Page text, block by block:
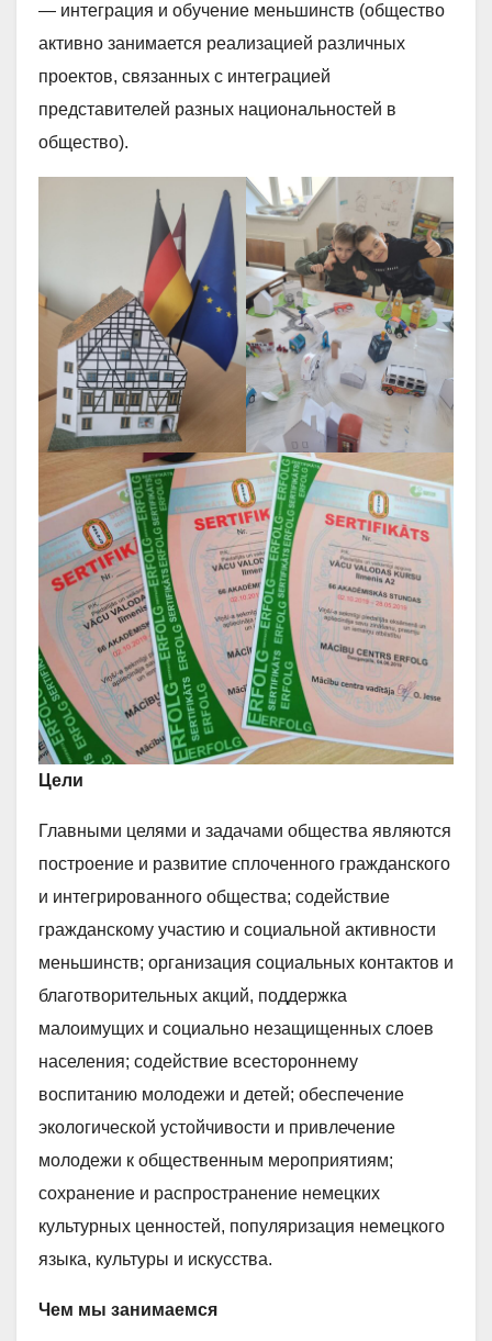
— интеграция и обучение меньшинств (общество
активно занимается реализацией различных
проектов, связанных с интеграцией
представителей разных национальностей в
общество).
Цели
Главными целями и задачами общества являются
построение и развитие сплоченного гражданского
и интегрированного общества; содействие
гражданскому участию и социальной активности
меньшинств; организация социальных контактов и
благотворительных акций, поддержка
малоимущих и социально незащищенных слоев
населения; содействие всестороннему
воспитанию молодежи и детей; обеспечение
экологической устойчивости и привлечение
молодежи к общественным мероприятиям;
сохранение и распространение немецких
культурных ценностей, популяризация немецкого
языка, культуры и искусства.
Чем мы занимаемся